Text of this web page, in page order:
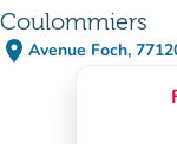
Coulommiers
place Avenue Foch,